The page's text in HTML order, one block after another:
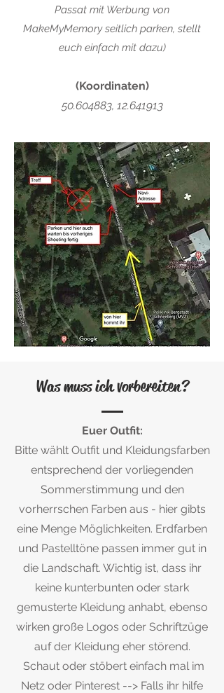
Passat mit Werbung von
MakeMyMemory seitlich parken, stellt
euch einfach mit dazu)
(Koordinaten)
50.604883, 12.641913
Was muss ich vorbereiten?
Euer Outfit:
Bitte wählt Outfit und Kleidungsfarben
entsprechend der vorliegenden
Sommerstimmung und den
vorherrschen Farben aus - hier gibts
eine Menge Möglichkeiten. Erdfarben
und Pastelltöne passen immer gut in
die Landschaft. Wichtig ist, dass ihr
keine kunterbunten oder stark
gemusterte Kleidung anhabt, ebenso
wirken große Logos oder Schriftzüge
auf der Kleidung eher störend.
Schaut oder stöbert einfach mal im
Netz oder Pinterest --> Falls ihr hilfe